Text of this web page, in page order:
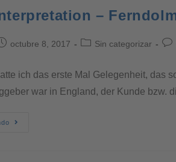
–
octubre 8, 2017 Sin categorizar
ich das erste Mal Gelegenheit,
war in England, der Kunde bzw.